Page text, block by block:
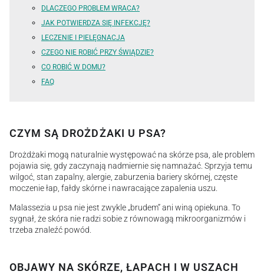
DLACZEGO PROBLEM WRACA?
JAK POTWIERDZA SIĘ INFEKCJĘ?
LECZENIE I PIELĘGNACJA
CZEGO NIE ROBIĆ PRZY ŚWIĄDZIE?
CO ROBIĆ W DOMU?
FAQ
CZYM SĄ DROŻDŻAKI U PSA?
Drożdżaki mogą naturalnie występować na skórze psa, ale problem
pojawia się, gdy zaczynają nadmiernie się namnażać. Sprzyja temu
wilgoć, stan zapalny, alergie, zaburzenia bariery skórnej, częste
moczenie łap, fałdy skórne i nawracające zapalenia uszu.
Malassezia u psa nie jest zwykle „brudem” ani winą opiekuna. To
sygnał, że skóra nie radzi sobie z równowagą mikroorganizmów i
trzeba znaleźć powód.
OBJAWY NA SKÓRZE, ŁAPACH I W USZACH